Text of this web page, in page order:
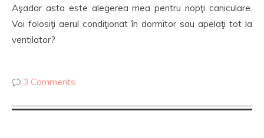
Aşadar asta este alegerea mea pentru nopţi caniculare.
Voi folosiţi aerul condiţionat în dormitor sau apelaţi tot la
ventilator?
3 Comments